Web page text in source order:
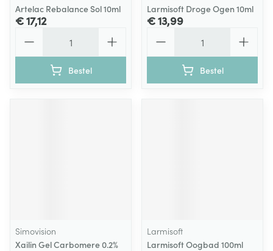
Artelac Rebalance Sol 10ml
€ 17,12
Bestel
Larmisoft Droge Ogen 10ml
€ 13,99
Bestel
Simovision
Xailin Gel Carbomere 0.2%
Larmisoft
Larmisoft Oogbad 100ml